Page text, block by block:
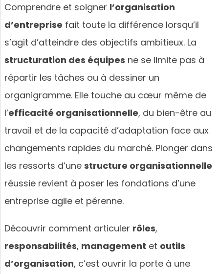
Comprendre et soigner l’organisation
d’entreprise fait toute la différence lorsqu’il
s’agit d’atteindre des objectifs ambitieux. La
structuration des équipes ne se limite pas à
répartir les tâches ou à dessiner un
organigramme. Elle touche au cœur même de
l’efficacité organisationnelle, du bien-être au
travail et de la capacité d’adaptation face aux
changements rapides du marché. Plonger dans
les ressorts d’une structure organisationnelle
réussie revient à poser les fondations d’une
entreprise agile et pérenne.
Découvrir comment articuler rôles,
responsabilités, management et outils
d’organisation, c’est ouvrir la porte à une